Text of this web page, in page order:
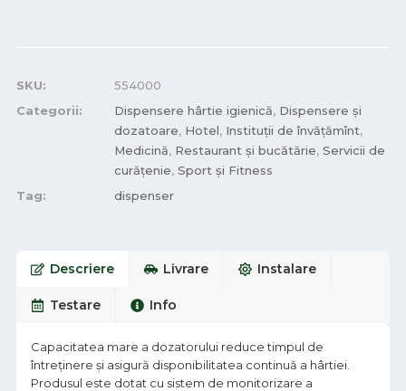
SKU:
554000
Categorii:
Dispensere hârtie igienică, Dispensere și
dozatoare, Hotel, Instituții de învățămînt,
Medicină, Restaurant și bucătărie, Servicii de
curățenie, Sport și Fitness
Tag:
dispenser
Descriere Livrare Instalare
Testare Info
Capacitatea mare a dozatorului reduce timpul de
întreținere și asigură disponibilitatea continuă a hârtiei.
Produsul este dotat cu sistem de monitorizare a